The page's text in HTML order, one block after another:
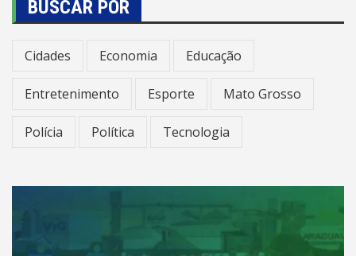
BUSCAR POR
Cidades Economia Educação
Entretenimento Esporte Mato Grosso
Polícia Política Tecnologia